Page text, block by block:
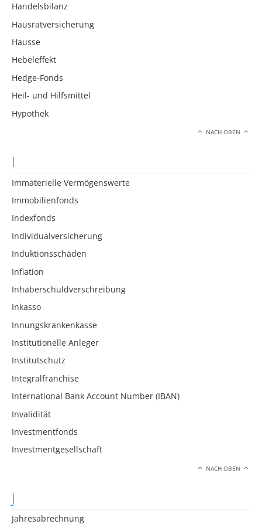
Handelsbilanz
Hausratversicherung
Hausse
Hebeleffekt
Hedge-Fonds
Heil- und Hilfsmittel
Hypothek
NACH OBEN
I
Immaterielle Vermögenswerte
Immobilienfonds
Indexfonds
Individualversicherung
Induktionsschäden
Inflation
Inhaberschuldverschreibung
Inkasso
Innungskrankenkasse
Institutionelle Anleger
Institutschutz
Integralfranchise
International Bank Account Number (IBAN)
Invalidität
Investmentfonds
Investmentgesellschaft
NACH OBEN
J
Jahresabrechnung